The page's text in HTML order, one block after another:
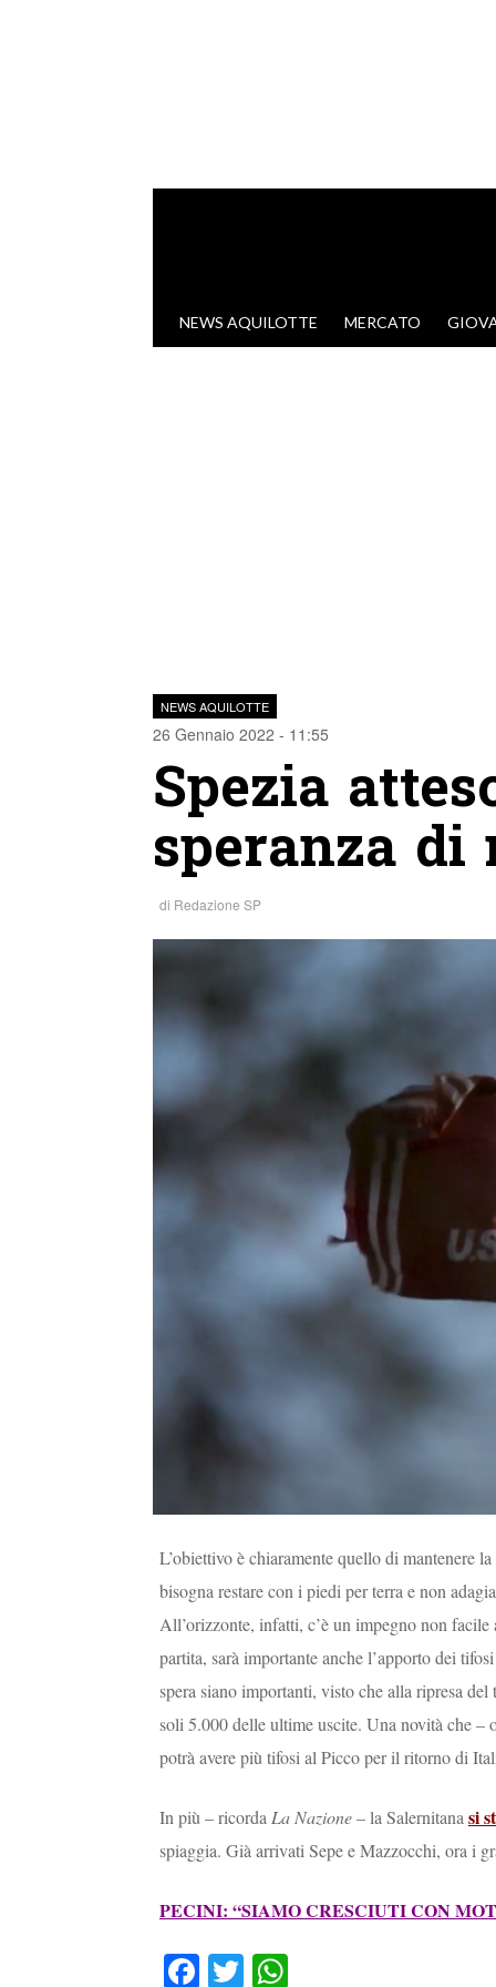
VAI AL CONTENUTO
NEWS AQUILOTTE MERCATO
NEWS AQUILOTTE
26 Gennaio 2022 - 11:55
Spezia
speranza
di Redazione SP
L’obiettivo è chiaramente quello di mantenere
bisogna restare con i piedi per terra e non
All’orizzonte, infatti, c’è un impegno non
partita, sarà importante anche l’apporto dei
spera siano importanti, visto che alla ripresa
soli 5.000 delle ultime uscite. Una novità che –
potrà avere più tifosi al Picco per il ritorno di
In più – ricorda La Nazione– la Salernitana si
spiaggia. Già arrivati Sepe e Mazzocchi, ora i
PECINI: “SIAMO CRESCIUTI CON
Fa T